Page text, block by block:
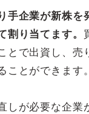
手企業が新株を
割り当てます。
とで出資し、売
ことができます。
しが必要な企業